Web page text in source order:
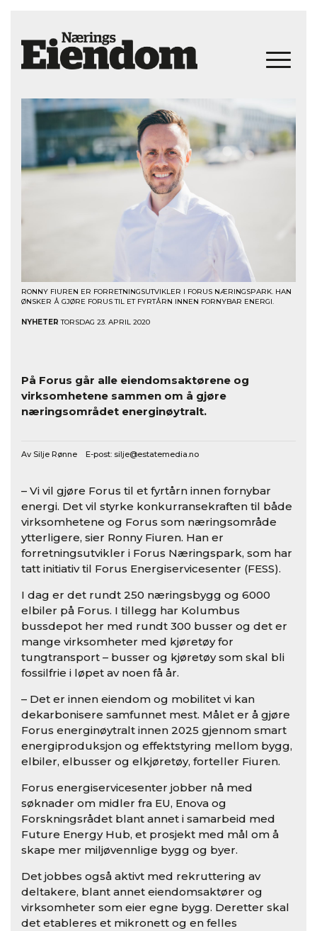
RONNY FIUREN ER FORRETNINGSUTVIKLER I FORUS NÆRINGSPARK. HAN
ØNSKER Å GJØRE FORUS TIL ET FYRTÅRN INNEN FORNYBAR ENERGI.
NYHETER TORSDAG 23. APRIL 2020
På Forus går alle eiendomsaktørene og
virksomhetene sammen om å gjøre
næringsområdet energinøytralt.
Av Silje Rønne E-post: silje@estatemedia.no
– Vi vil gjøre Forus til et fyrtårn innen fornybar
energi. Det vil styrke konkurransekraften til både
virksomhetene og Forus som næringsområde
ytterligere, sier Ronny Fiuren. Han er
forretningsutvikler i Forus Næringspark, som har
tatt initiativ til Forus Energiservicesenter (FESS).
I dag er det rundt 250 næringsbygg og 6000
elbiler på Forus. I tillegg har Kolumbus
bussdepot her med rundt 300 busser og det er
mange virksomheter med kjøretøy for
tungtransport – busser og kjøretøy som skal bli
fossilfrie i løpet av noen få år.
– Det er innen eiendom og mobilitet vi kan
dekarbonisere samfunnet mest. Målet er å gjøre
Forus energinøytralt innen 2025 gjennom smart
energiproduksjon og effektstyring mellom bygg,
elbiler, elbusser og elkjøretøy, forteller Fiuren.
Forus energiservicesenter jobber nå med
søknader om midler fra EU, Enova og
Forskningsrådet blant annet i samarbeid med
Future Energy Hub, et prosjekt med mål om å
skape mer miljøvennlige bygg og byer.
Det jobbes også aktivt med rekruttering av
deltakere, blant annet eiendomsaktører og
virksomheter som eier egne bygg. Deretter skal
det etableres et mikronett og en felles